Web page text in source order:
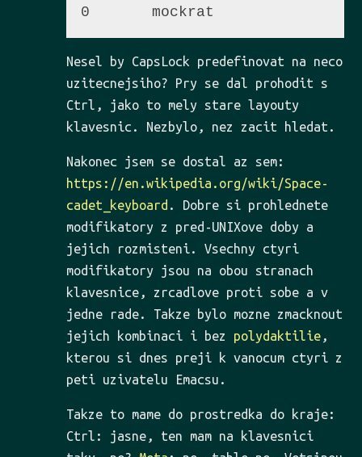
Nesel by CapsLock predefinovat na neco
uzitecnejsiho? Pry se dal prohodit s
Ctrl, jako to mely stare layouty
klavesnic. Nezbylo, nez zacit hledat.
Nakonec jsem se dostal az sem:
https://en.wikipedia.org/wiki/Space-
cadet_keyboard . Dobre si prohlednete
modifikatory z pred-UNIXove doby a
jejich rozmisteni. Vsechny ctyri
modifikatory jsou na obou stranach
klavesnice, zrcadlove proti sobe a v
jedne rade. Takze bylo mozne zmacknout
jejich kombinaci i bez polydaktilie ,
kterou si dnes preji k vanocum ctyri z
peti uzivatelu Emacsu.
Takze to mame do prostredka do kraje:
Ctrl: jasne, ten mam na klavesnici